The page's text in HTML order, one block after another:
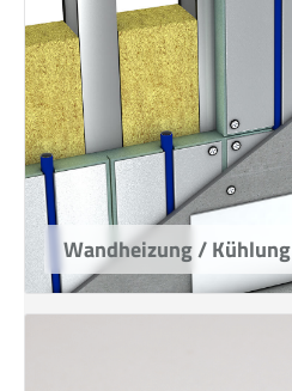
Wandheizung / Kühlung